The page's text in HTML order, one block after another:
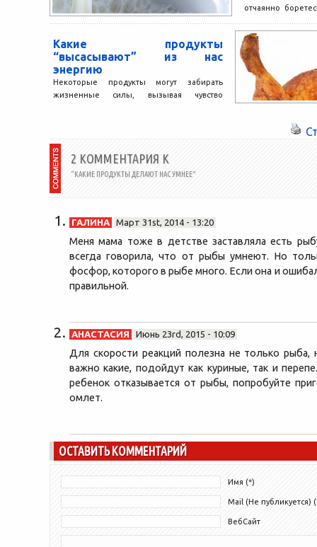
отчаянно
Какие продукты
“высасывают” из нас
энергию
Некоторые продукты могут забирать
жизненные силы, вызывая чувство
2 КОММЕНТАРИЯ К
“КАКИЕ ПРОДУКТЫ ДЕЛАЮТ НАС УМНЕЕ”
ГАЛИНА Март 31st, 2014 - 13:20
Меня мама тоже в детстве заставляла есть
всегда говорила, что от рыбы умнеют. Но
фосфор, которого в рыбе много. Если она и
правильной.
АНАСТАСИЯ Июнь 23rd, 2015 - 10:09
Для скорости реакций полезна не только
важно какие, подойдут как куриные, так и
ребенок отказывается от рыбы, попробуйте
омлет.
ОСТАВИТЬ КОММЕНТАРИЙ
Имя (*)
Mail (Не публикуется)
ВебСайт